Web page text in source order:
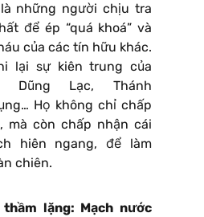
những người chịu tra
để ép “quá khoá” và
của các tín hữu khác.
lại sự kiên trung của
Dũng Lạc, Thánh
Họ không chỉ chấp
mà còn chấp nhận cái
hiên ngang, để làm
chiên.
lặng: Mạch nước